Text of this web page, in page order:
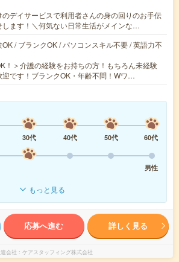
のデイサービスで利用者さんの身の回りのお手伝
します！＼何気ない日常生活がメインな…
/ ブランクOK / パソコンスキル不要 / 英語力不
！＞介護の経験をお持ちの方！もちろん未経験
迎です！ブランクOK・年齢不問！Wワ…
30代 40代 50代
60代
男性
もっと見る
応募へ進む 詳しく見る
会社 ケアスタッフィング株式会社